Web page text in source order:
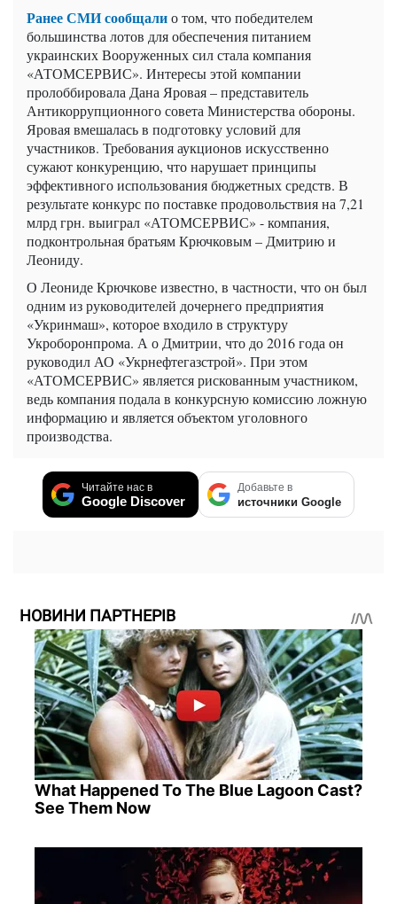
Ранее СМИ сообщалио том, что победителем
большинства лотов для обеспечения питанием
украинских Вооруженных сил стала компания
«АТОМСЕРВИС». Интересы этой компании
пролоббировала Дана Яровая – представитель
Антикоррупционного совета Министерства обороны.
Яровая вмешалась в подготовку условий для
участников. Требования аукционов искусственно
сужают конкуренцию, что нарушает принципы
эффективного использования бюджетных средств. В
результате конкурс по поставке продовольствия на 7,21
млрд грн. выиграл «АТОМСЕРВИС» - компания,
подконтрольная братьям Крючковым – Дмитрию и
Леониду.
О Леониде Крючкове известно, в частности, что он был
одним из руководителей дочернего предприятия
«Укринмаш», которое входило в структуру
Укроборонпрома. А о Дмитрии, что до 2016 года он
руководил АО «Укрнефтегазстрой». При этом
«АТОМСЕРВИС» является рискованным участником,
ведь компания подала в конкурсную комиссию ложную
информацию и является объектом уголовного
производства.
Читайте нас в
Google Discover
Добавьте в
источники Google
НОВИНИ ПАРТНЕРІВ
What Happened To The Blue Lagoon Cast?
See Them Now